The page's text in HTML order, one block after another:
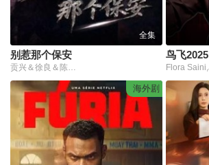
全集
别惹那个保安 鸟飞2025
海外剧